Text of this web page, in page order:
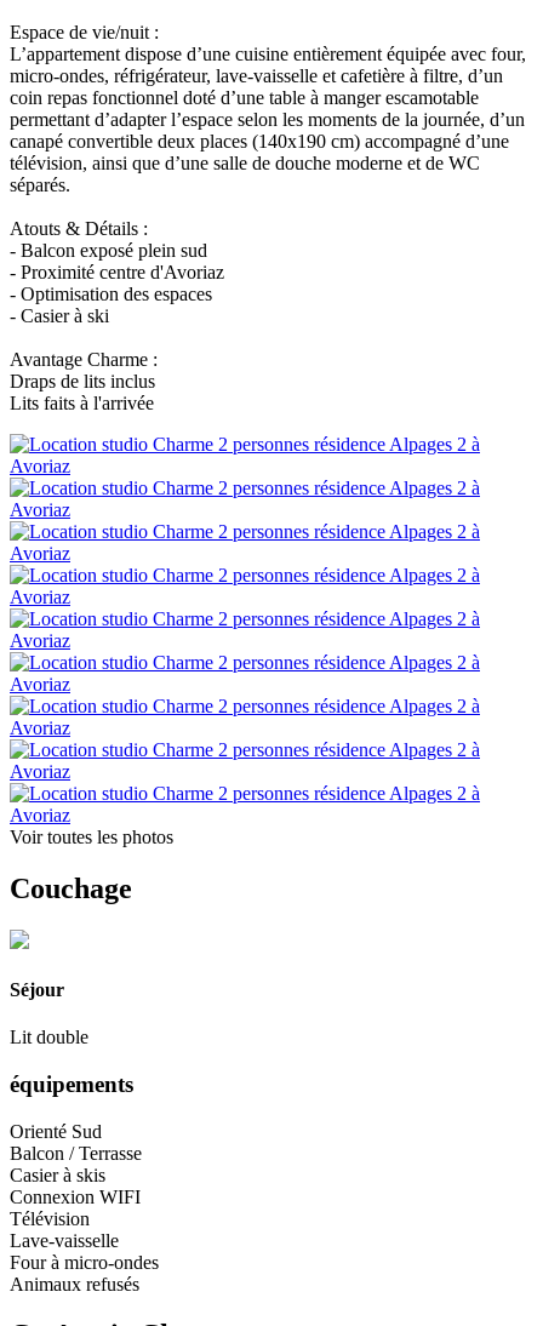
Espace de vie/nuit :
L’appartement dispose d’une cuisine entièrement équipée avec four,
micro-ondes, réfrigérateur, lave-vaisselle et cafetière à filtre, d’un
coin repas fonctionnel doté d’une table à manger escamotable
permettant d’adapter l’espace selon les moments de la journée, d’un
canapé convertible deux places (140x190 cm) accompagné d’une
télévision, ainsi que d’une salle de douche moderne et de WC
séparés.
Atouts & Détails :
- Balcon exposé plein sud
- Proximité centre d'Avoriaz
- Optimisation des espaces
- Casier à ski
Avantage Charme :
Draps de lits inclus
Lits faits à l'arrivée
Voir toutes les photos
Couchage
Séjour
Lit double
équipements
Orienté Sud
Balcon / Terrasse
Casier à skis
Connexion WIFI
Télévision
Lave-vaisselle
Four à micro-ondes
Animaux refusés